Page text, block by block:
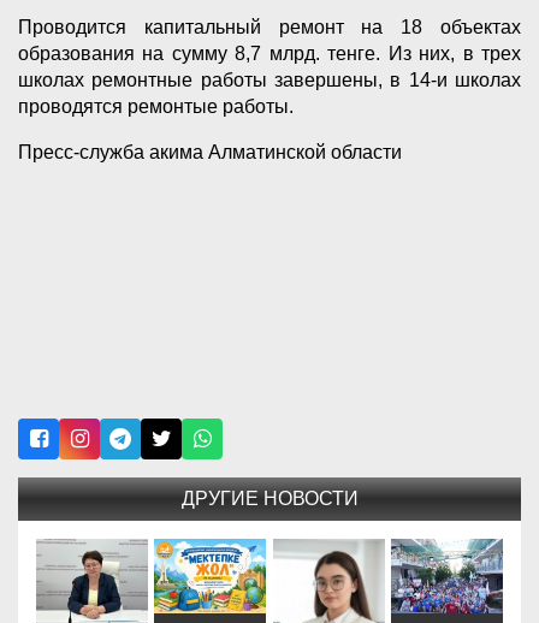
Проводится капитальный ремонт на 18 объектах
образования на сумму 8,7 млрд. тенге. Из них, в трех
школах ремонтные работы завершены, в 14-и школах
проводятся ремонтые работы.
Пресс-служба акима Алматинской области
ДРУГИЕ НОВОСТИ